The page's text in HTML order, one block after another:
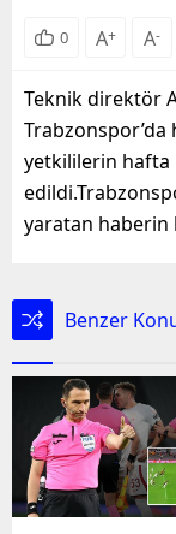
0 A+ A-
Teknik direktör
yetkililerin hafta
yaratan haberin
Benzer